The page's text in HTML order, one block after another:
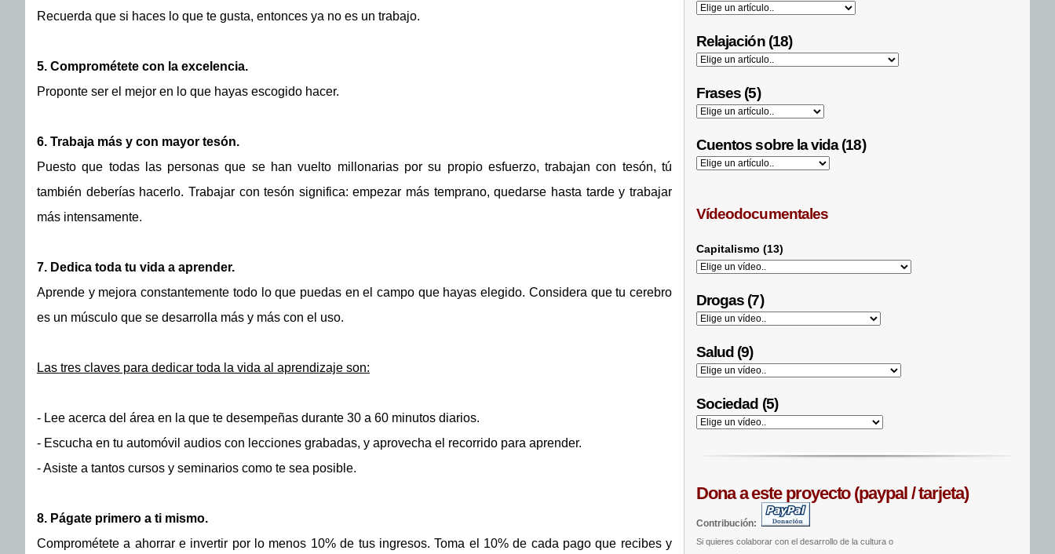
Recuerda que si haces lo que te gusta, entonces ya no es un trabajo.
5. Comprométete con la excelencia.
Proponte ser el mejor en lo que hayas escogido hacer.
6. Trabaja más y con mayor tesón.
Puesto que todas las personas que se han vuelto millonarias por su propio esfuerzo, trabajan con tesón, tú
también deberías hacerlo. Trabajar con tesón significa: empezar más temprano, quedarse hasta tarde y trabajar
más intensamente.
7. Dedica toda tu vida a aprender.
Aprende y mejora constantemente todo lo que puedas en el campo que hayas elegido. Considera que tu cerebro
es un músculo que se desarrolla más y más con el uso.
Las tres claves para dedicar toda la vida al aprendizaje son:
- Lee acerca del área en la que te desempeñas durante 30 a 60 minutos diarios.
- Escucha en tu automóvil audios con lecciones grabadas, y aprovecha el recorrido para aprender.
- Asiste a tantos cursos y seminarios como te sea posible.
8. Págate primero a ti mismo.
Comprométete a ahorrar e invertir por lo menos 10% de tus ingresos. Toma el 10% de cada pago que recibes y
Relajación (18)
Frases (5)
Cuentos sobre la vida (18)
Vídeodocumentales
Capitalismo (13)
Drogas (7)
Salud (9)
Sociedad (5)
Dona a este proyecto (paypal / tarjeta)
Contribución:
Si quieres colaborar con el desarrollo de la cultura o